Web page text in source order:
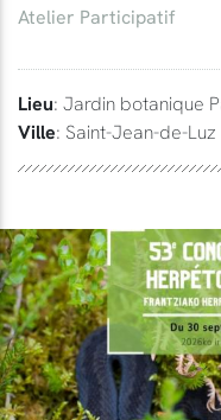
Atelier Participatif
Lieu: Jardin botanique
Ville: Saint-Jean-de-Luz